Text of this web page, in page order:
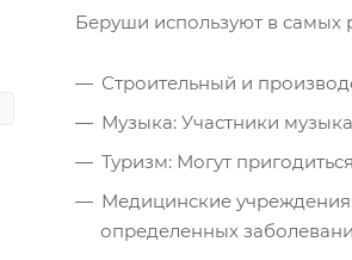
Беруши используют в самых
Строительный и
Музыка: Участники
Туризм: Могут
Медицинские
определенных